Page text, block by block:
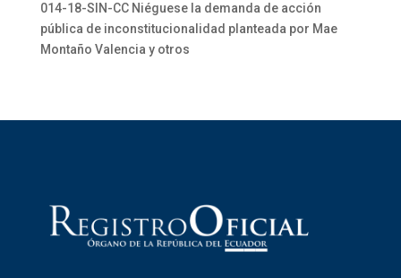
014-18-SIN-CC Niéguese la demanda de acción
pública de inconstitucionalidad planteada por Mae
Montaño Valencia y otros